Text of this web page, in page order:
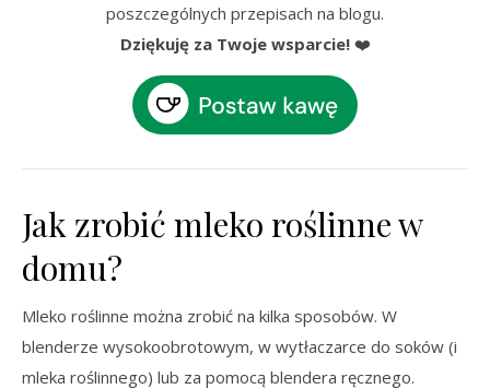
poszczególnych przepisach na blogu.
Dziękuję za Twoje wsparcie!❤️
Jak zrobić mleko roślinne w
domu?
Mleko roślinne można zrobić na kilka sposobów. W
blenderze wysokoobrotowym, w wytłaczarce do soków (i
mleka roślinnego) lub za pomocą blendera ręcznego.